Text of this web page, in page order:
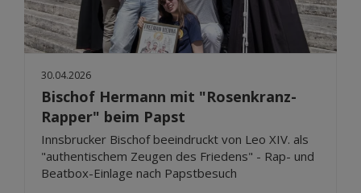
Nov 2025
Okt 2025
Sep 2025
30.04.2026
Bischof Hermann mit "Rosenkranz-
Rapper" beim Papst
Innsbrucker Bischof beeindruckt von Leo XIV. als
"authentischem Zeugen des Friedens" - Rap- und
Beatbox-Einlage nach Papstbesuch